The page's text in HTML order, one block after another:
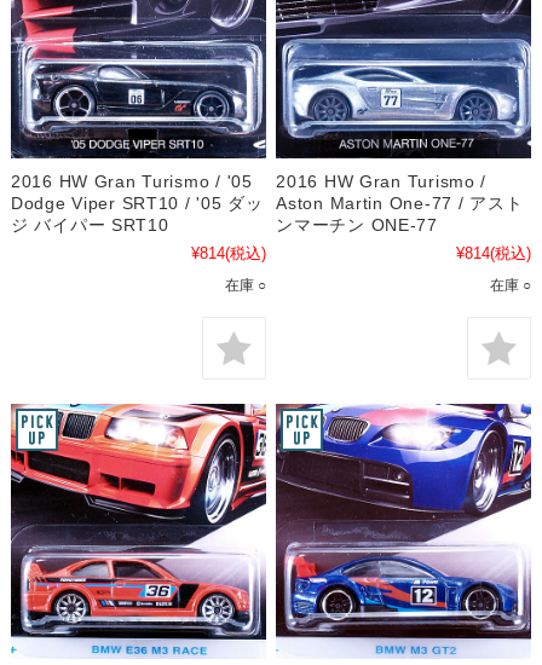
2016 HW Gran Turismo / '05
Dodge Viper SRT10 / '05 ダッ
ジ バイパー SRT10
¥814(税込)
在庫 ○
2016 HW Gran Turismo /
Aston Martin One-77 / アスト
ンマーチン ONE-77
¥814(税込)
在庫 ○